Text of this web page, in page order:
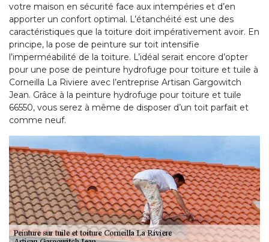
votre maison en sécurité face aux intempéries et d’en
apporter un confort optimal. L’étanchéité est une des
caractéristiques que la toiture doit impérativement avoir. En
principe, la pose de peinture sur toit intensifie
l’imperméabilité de la toiture. L’idéal serait encore d’opter
pour une pose de peinture hydrofuge pour toiture et tuile à
Corneilla La Riviere avec l’entreprise Artisan Gargowitch
Jean. Grâce à la peinture hydrofuge pour toiture et tuile
66550, vous serez à même de disposer d’un toit parfait et
comme neuf.